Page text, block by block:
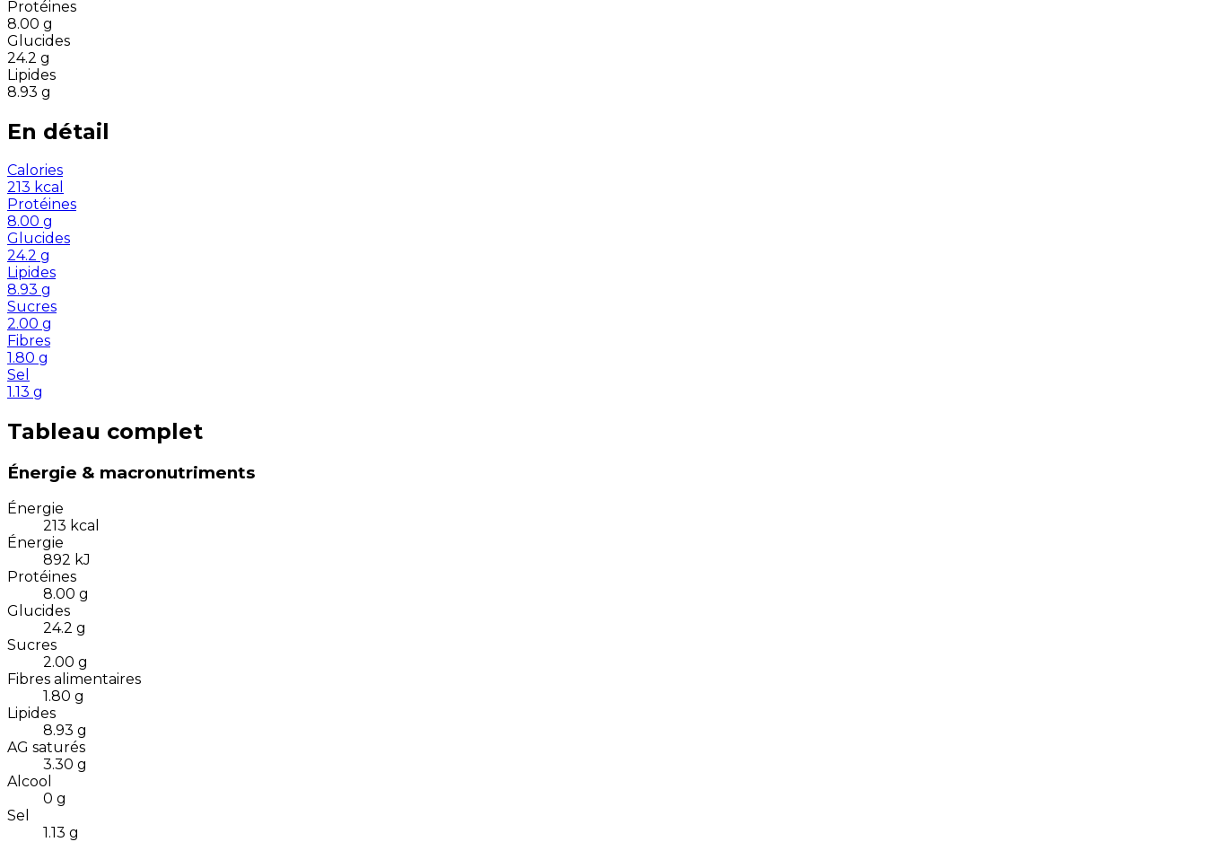
Protéines
8.00 g
Glucides
24.2 g
Lipides
8.93 g
En détail
Calories
213 kcal
Protéines
8.00 g
Glucides
24.2 g
Lipides
8.93 g
Sucres
2.00 g
Fibres
1.80 g
Sel
1.13 g
Tableau complet
Énergie & macronutriments
Énergie
213 kcal
Énergie
892 kJ
Protéines
8.00 g
Glucides
24.2 g
Sucres
2.00 g
Fibres alimentaires
1.80 g
Lipides
8.93 g
AG saturés
3.30 g
Alcool
0 g
Sel
1.13 g